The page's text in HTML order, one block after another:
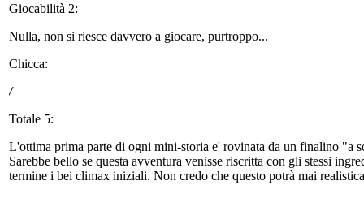
Giocabilità 2:
Nulla, non si riesce davvero a giocare, purtroppo...
Chicca:
/
Totale 5:
L'ottima prima parte di ogni mini-storia e' rovinata da un finalino "a
Sarebbe bello se questa avventura venisse riscritta con gli stessi
termine i bei climax iniziali. Non credo che questo potrà mai